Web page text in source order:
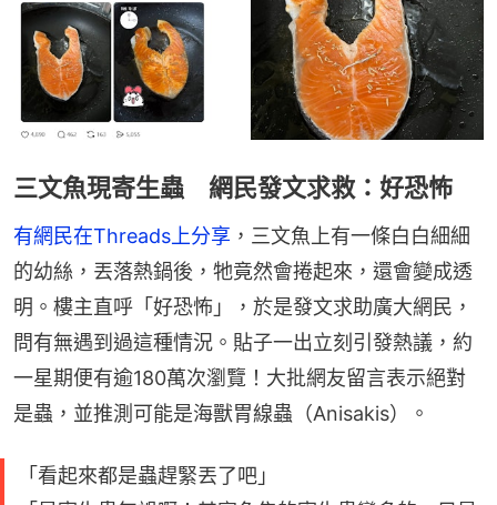
三文魚現寄生蟲 網民發文求救：好恐怖
有網民在Threads上分享 ，三文魚上有一條白白細細
的幼絲，丟落熱鍋後，牠竟然會捲起來，還會變成透
明。樓主直呼「好恐怖」，於是發文求助廣大網民，
問有無遇到過這種情況。貼子一出立刻引發熱議，約
一星期便有逾180萬次瀏覽！大批網友留言表示絕對
是蟲，並推測可能是海獸胃線蟲（Anisakis）。
「看起來都是蟲趕緊丟了吧」